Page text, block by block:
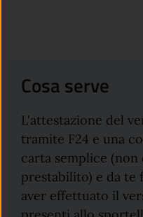
Cosa serve
L'attestazione del
tramite F24 e una
carta semplice
prestabilito) e da te
aver effettuato il